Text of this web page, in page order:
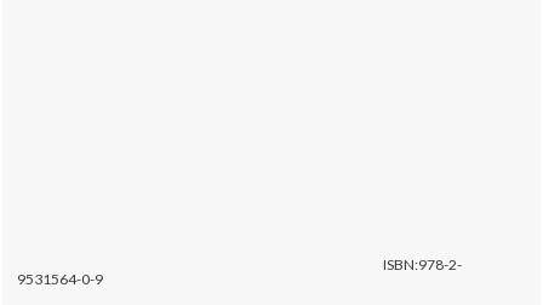
ISBN:978-2-
9531564-0-9